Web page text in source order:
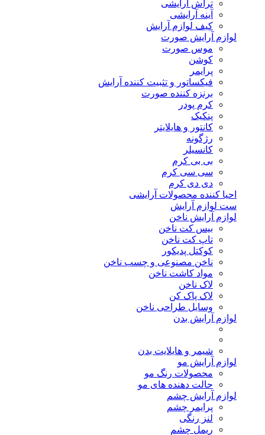
تراش آرایشی
آینه آرایشی
کیف لوازم آرایش
لوازم آرایش صورت
موس صورت
کوشن
پرایمر
فیکساتور و تثبیت کننده آرایش
برنزه کننده صورت
کرم پودر
پنکیک
کانتور و هایلایتر
رژگونه
کانسیلر
بی بی کرم
سی سی کرم
دی دی کرم
احیا کننده محصولات آرایشی
ست لوازم آرایش
لوازم آرایش ناخن
بیس کت ناخن
تاپ کت ناخن
کوکتل پدیکور
ناخن مصنوعی و چسب ناخن
مواد کاشت ناخن
لاک ناخن
لاک پاک کن
وسایل طراحی ناخن
لوازم آرایش بدن
شیمر و هایلایت بدن
لوازم آرایش مو
محصولات رنگ مو
حالت دهنده های مو
لوازم آرایش چشم
پرایمر چشم
لنز رنگی
ریمل چشم